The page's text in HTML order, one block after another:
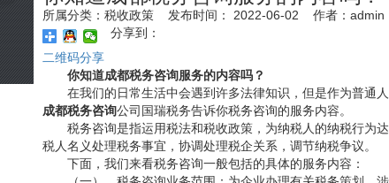
所属分类：税收政策 发布时间： 2022-06-02 作者：admin
分享到：
二维码分享
你知道成都税务咨询服务的内容吗？
在我们的日常生活中会遇到许多法律知识，但是作为普通
成都税务咨询公司国瑞税务告诉你税务咨询的服务内容。
税务咨询是指运用税法和税收政策，为纳税人的纳税行为
税人名义处理税务事宜，协调处理税企关系，调节纳税争议。
下面，我们来看税务咨询一般包括的具体的服务内容：